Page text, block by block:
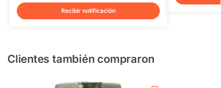
Recibir notificación
Clientes también compraron